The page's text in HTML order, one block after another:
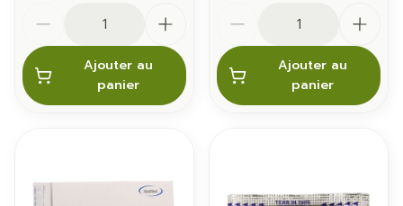
Ajouter au
panier
Ajouter au
panier